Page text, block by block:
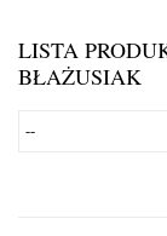
LISTA
BŁAŻUSIAK